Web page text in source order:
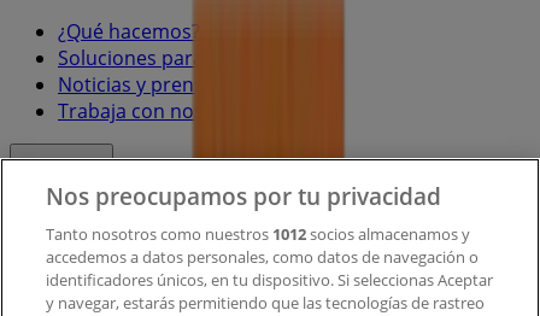
¿Qué hacemos?
Soluciones para empresas
Noticias y prensa
Trabaja con nosotros
Contacto comercial y de marketing
Tienda mal colocada en el mapa
Nos preocupamos por tu privacidad
Tanto nosotros como nuestros 1012socios almacenamos y
accedemos a datos personales, como datos de navegación o
identificadores únicos, en tu dispositivo. Si seleccionas Aceptar
y navegar, estarás permitiendo que las tecnologías de rastreo